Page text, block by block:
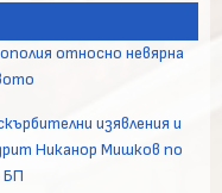
относно невярна
изявления и
Никанор Мишков по
БП